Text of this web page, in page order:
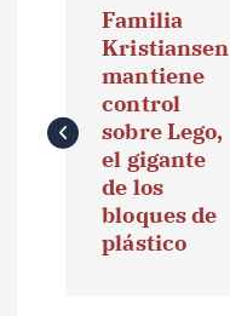
e
Familia
Kristiansen
mantiene
control
sobre Lego,
el gigante
de los
bloques de
plástico